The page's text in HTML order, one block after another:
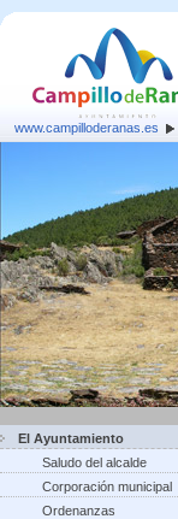
www.campilloderanas.es
El Ayuntamiento
Saludo del alcalde
Corporación municipal
Ordenanzas